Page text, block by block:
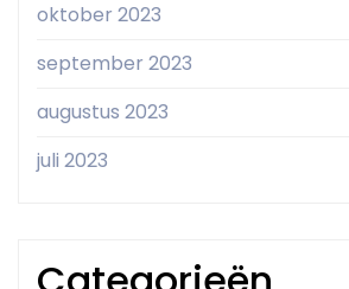
oktober 2023
september 2023
augustus 2023
juli 2023